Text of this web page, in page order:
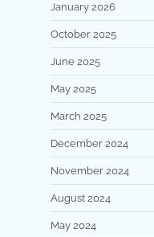
January 2026
October 2025
June 2025
May 2025
March 2025
December 2024
November 2024
August 2024
May 2024